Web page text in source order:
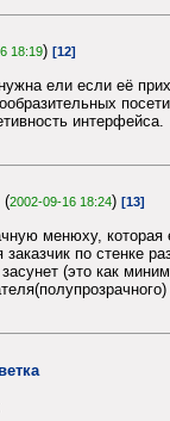
18:19) [12]
ели если её
интерфейса.
(2002-09-16 18:24) [13]
менюху, которая
по стенке
(это как